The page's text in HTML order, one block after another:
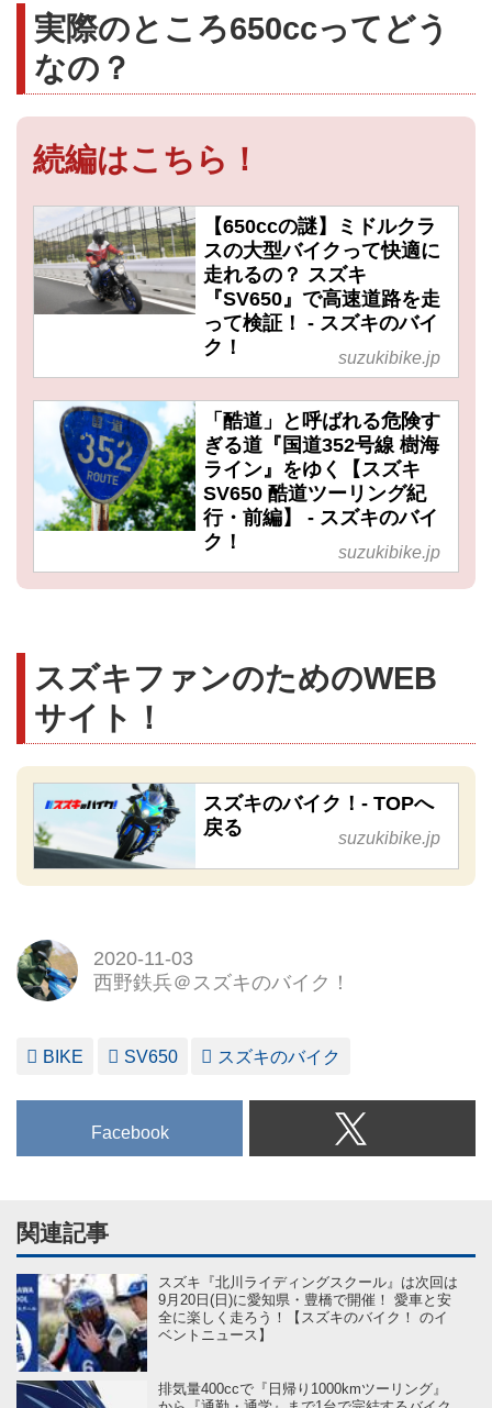
実際のところ650ccってどう
なの？
続編はこちら！
【650ccの謎】ミドルクラ
スの大型バイクって快適に
走れるの？ スズキ
『SV650』で高速道路を走
って検証！ - スズキのバイ
ク！
suzukibike.jp
「酷道」と呼ばれる危険す
ぎる道『国道352号線 樹海
ライン』をゆく【スズキ
SV650 酷道ツーリング紀
行・前編】 - スズキのバイ
ク！
suzukibike.jp
スズキファンのためのWEB
サイト！
スズキのバイク！- TOPへ
戻る
suzukibike.jp
2020-11-03
西野鉄兵＠スズキのバイク！
BIKE SV650 スズキのバイク
Facebook
関連記事
スズキ『北川ライディングスクール』は次回は
9月20日(日)に愛知県・豊橋で開催！ 愛車と安
全に楽しく走ろう！【スズキのバイク！ のイ
ベントニュース】
排気量400ccで『日帰り1000kmツーリング』